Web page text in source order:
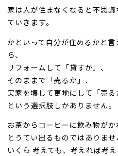
家は人が住まなくなると不思
ていきます。
かといって自分が住めるかと
ら、
リフォームして「貸すか」 、
そのままで「売るか」 、
実家を壊して更地にして「売る
という選択肢しかありません。
お茶からコーヒーに飲み物が
とうてい出るものではありませ
いくら 考えても、考えれば考